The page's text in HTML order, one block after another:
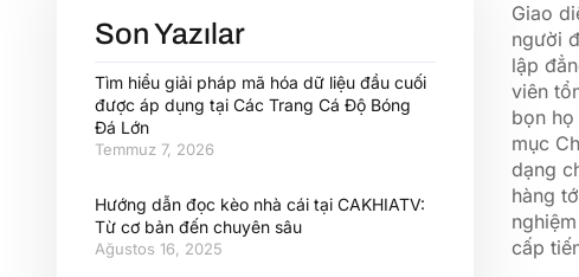
Giao
người
lập
viên
bọn
mục
dạng
hàng
cấp
Son Yazılar
Tìm hiểu giải pháp mã hóa dữ liệu đầu cuối
được áp dụng tại Các Trang Cá Độ Bóng
Đá Lớn
Temmuz 7, 2026
Hướng dẫn đọc kèo nhà cái tại CAKHIATV:
Từ cơ bản đến chuyên sâu
Ağustos 16, 2025